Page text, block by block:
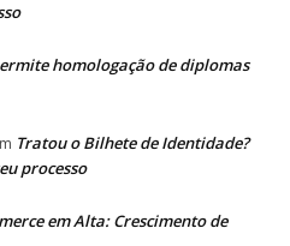
homologação de diplomas
Tratou o Bilhete de Identidade?
processo
em Alta: Crescimento de